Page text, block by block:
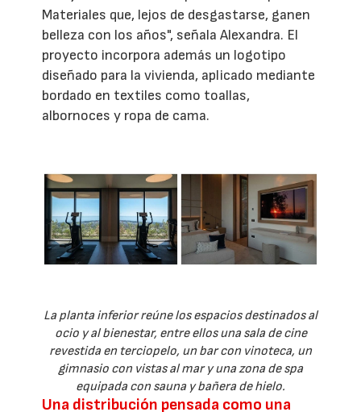
Materiales que, lejos de desgastarse, ganen
belleza con los años", señala Alexandra. El
proyecto incorpora además un logotipo
diseñado para la vivienda, aplicado mediante
bordado en textiles como toallas,
albornoces y ropa de cama.
La planta inferior reúne los espacios destinados al
ocio y al bienestar, entre ellos una sala de cine
revestida en terciopelo, un bar con vinoteca, un
gimnasio con vistas al mar y una zona de spa
equipada con sauna y bañera de hielo.
Una distribución pensada como una